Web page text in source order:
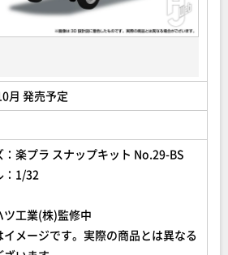
月 発売予定
：楽プラ スナップキット No.29-BS
：1/32
工業(株)監修中
メージです。実際の商品とは異なる